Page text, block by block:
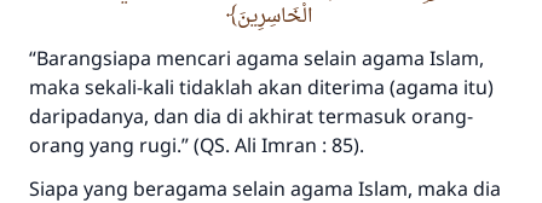
الْخَاسِرِينَ
“Barangsiapa mencari agama selain agama Islam,
maka sekali-kali tidaklah akan diterima (agama itu)
daripadanya, dan dia di akhirat termasuk orang-
orang yang rugi.”(QS. Ali Imran : 85).
Siapa yang beragama selain agama Islam, maka dia